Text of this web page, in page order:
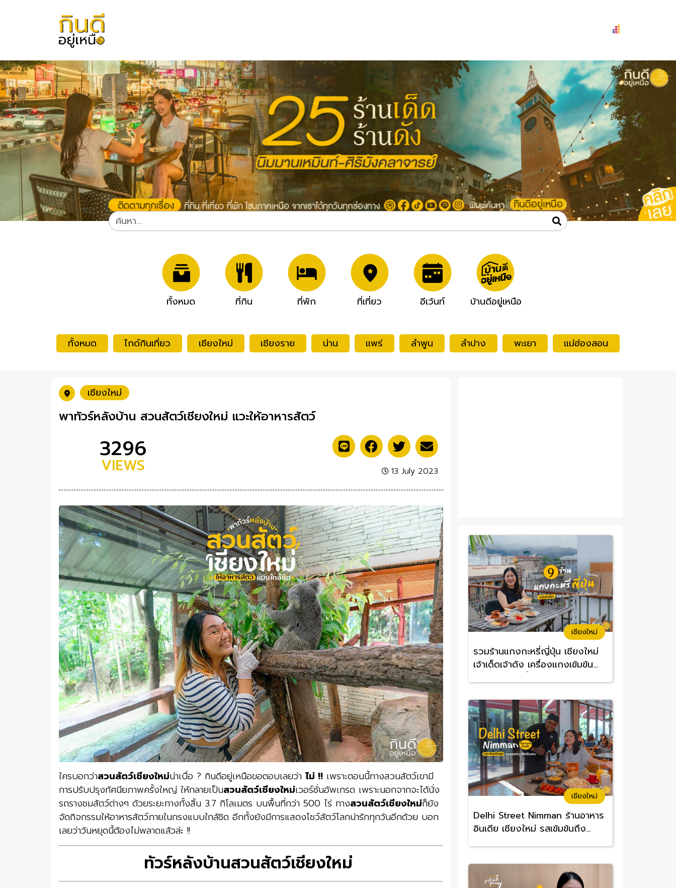
ทั้งหมด ที่กิน ที่พัก ที่เที่ยว อีเว้นท์ บ้านดีอยู่เหนือ
ทั้งหมด ไกด์กินเที่ยว เชียงใหม่ เชียงราย น่าน แพร่ ลำพูน ลำปาง พะเยา แม่ฮ่องสอน
เชียงใหม่
พาทัวร์หลังบ้าน สวนสัตว์เชียงใหม่ แวะให้อาหารสัตว์
3296
VIEWS 13 July 2023
ใครบอกว่าสวนสัตว์เชียงใหม่น่าเบื่อ ? กินดีอยู่เหนือขอตอบเลยว่า ไม่ !! เพราะตอนนี้ทางสวนสัตว์เขามี
การปรับปรุงทัศนียภาพครั้งใหญ่ ให้กลายเป็นสวนสัตว์เชียงใหม่เวอร์ชั่นอัพเกรด เพราะนอกจากจะได้นั่ง
รถรางชมสัตว์ต่างๆ ด้วยระยะทางทั้งสิ้น 3.7 กิโลเมตร บนพื้นที่กว่า 500 ไร่ ทางสวนสัตว์เชียงใหม่ก็ยัง
จัดกิจกรรมให้อาหารสัตว์ภายในกรงแบบใกล้ชิด อีกทั้งยังมีการแสดงโชว์สัตว์โลกน่ารักทุกวันอีกด้วย บอก
เลยว่าวันหยุดนี้ต้องไม่พลาดแล้วล่ะ !!
ทัวร์หลังบ้านสวนสัตว์เชียงใหม่
เชียงใหม่
รวมร้านแกงกะหรี่ญี่ปุ่น เชียงใหม่
เจ้าเด็ดเจ้าดัง เครื่องแกงเข้มข้น
เชียงใหม่
Delhi Street Nimman ร้านอาหาร
อินเดีย เชียงใหม่ รสเข้มข้นถึง